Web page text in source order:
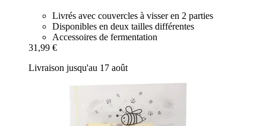
Livrés avec couvercles à visser en 2 parties
Disponibles en deux tailles différentes
Accessoires de fermentation
31,99 €
Livraison jusqu'au 17 août